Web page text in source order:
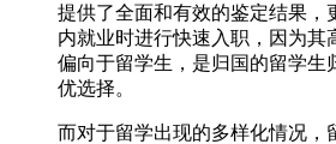
提供了全面和有效的鉴定结果，
内就业时进行快速入职，因为其
偏向于留学生，是归国的留学生
优选择。
而对于留学出现的多样化情况，